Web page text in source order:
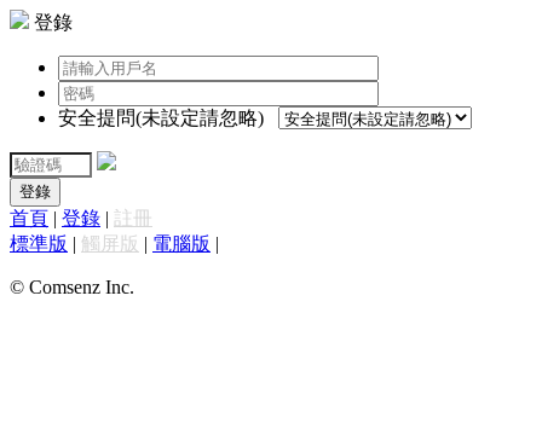
登錄
安全提問(未設定請忽略)
登錄
首頁 | 登錄 | 註冊
標準版 | 觸屏版 | 電腦版 |
© Comsenz Inc.